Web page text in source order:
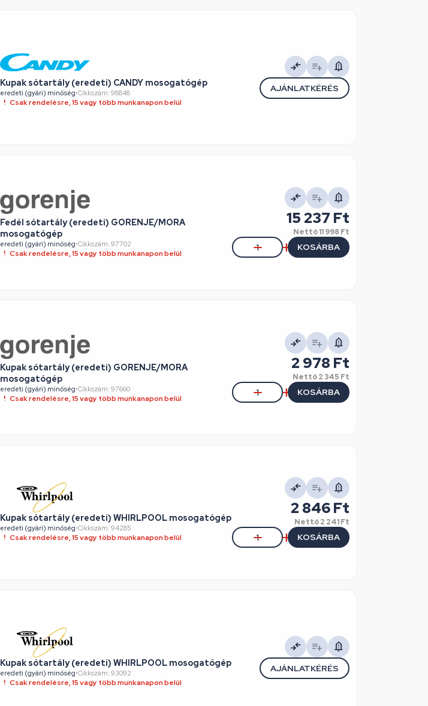
Kupak sótartály (eredeti) CANDY mosogatógép
eredeti (gyári) minőség•Cikkszám: 98848
Csak rendelésre, 15 vagy több munkanapon belül
AJÁNLATKÉRÉS
Fedél sótartály (eredeti) GORENJE/MORA
mosogatógép
eredeti (gyári) minőség•Cikkszám: 97702
Csak rendelésre, 15 vagy több munkanapon belül
15 237 Ft
Nettó11 998 Ft
KOSÁRBA
Kupak sótartály (eredeti) GORENJE/MORA
mosogatógép
eredeti (gyári) minőség•Cikkszám: 97660
Csak rendelésre, 15 vagy több munkanapon belül
2 978 Ft
Nettó2 345 Ft
KOSÁRBA
Kupak sótartály (eredeti) WHIRLPOOL mosogatógép
eredeti (gyári) minőség•Cikkszám: 94285
Csak rendelésre, 15 vagy több munkanapon belül
2 846 Ft
Nettó2 241 Ft
KOSÁRBA
Kupak sótartály (eredeti) WHIRLPOOL mosogatógép
eredeti (gyári) minőség•Cikkszám: 93092
Csak rendelésre, 15 vagy több munkanapon belül
AJÁNLATKÉRÉS